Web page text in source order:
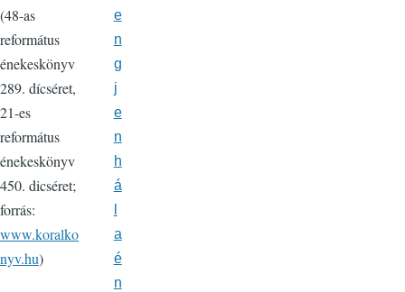
(48-as
református
énekeskönyv
289. dícséret,
21-es
református
énekeskönyv
450. dicséret;
forrás:
www.koralko
nyv.hu)
e
n
g
j
e
n
h
á
a
é
n